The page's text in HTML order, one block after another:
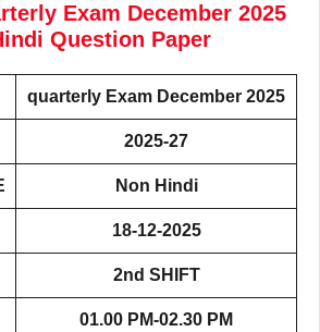
Exam December 2025
Question Paper
quarterly Exam December 2025
2025-27
Non Hindi
18-12-2025
2nd SHIFT
01.00 PM-02.30 PM